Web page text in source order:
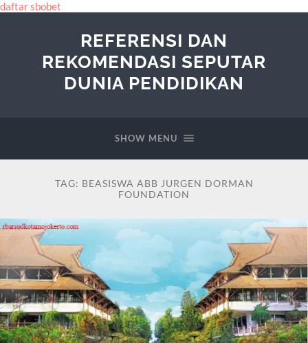
daftar sbobet
REFERENSI DAN
REKOMENDASI SEPUTAR
DUNIA PENDIDIKAN
SHOW MENU
TAG: BEASISWA ABB JURGEN DORMAN
FOUNDATION